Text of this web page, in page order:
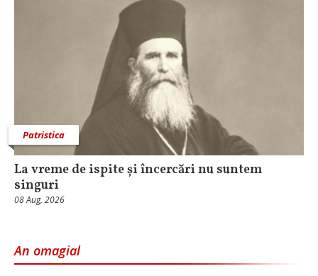
Patristica
La vreme de ispite și încercări nu suntem
singuri
08 Aug, 2026
An omagial